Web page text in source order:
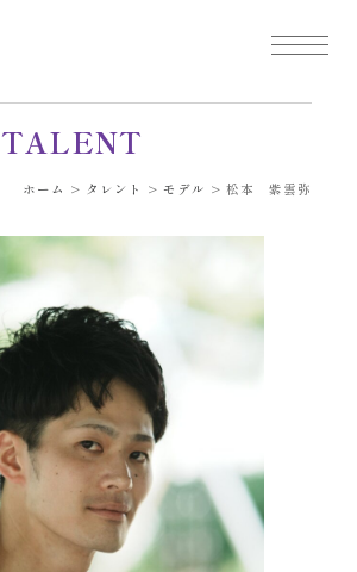
TALENT
ホーム > タレント > モデル > 松本 紫雲弥